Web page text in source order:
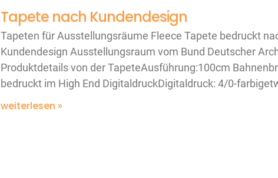
Tapete nach Kundendesign
Tapeten für Ausstellungsräume Fleece Tapete bedruckt
Kundendesign Ausstellungsraum vom Bund Deutscher
Produktdetails von der TapeteAusführung:100cm
bedruckt im High End DigitaldruckDigitaldruck: 4/0-
weiterlesen »